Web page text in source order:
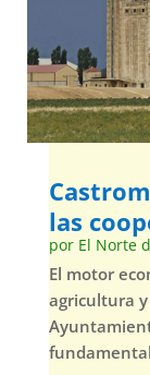
las
por El Norte
El motor
agricultura